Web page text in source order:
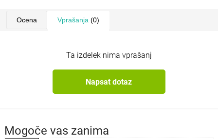
Ocena Vprašanja (0)
Ta izdelek nima vprašanj
Napsat dotaz
Mogoče vas zanima